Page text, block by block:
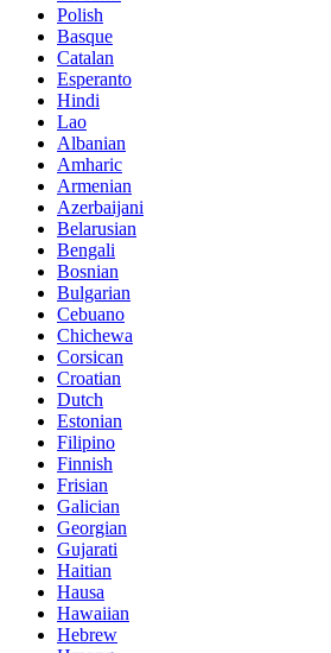
Polish
Basque
Catalan
Esperanto
Hindi
Lao
Albanian
Amharic
Armenian
Azerbaijani
Belarusian
Bengali
Bosnian
Bulgarian
Cebuano
Chichewa
Corsican
Croatian
Dutch
Estonian
Filipino
Finnish
Frisian
Galician
Georgian
Gujarati
Haitian
Hausa
Hawaiian
Hebrew